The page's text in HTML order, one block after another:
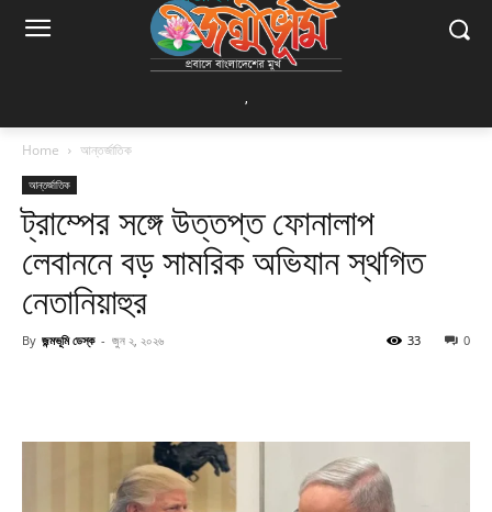
Home আন্তর্জাতিক
আন্তর্জাতিক
ট্রাম্পের সঙ্গে উত্তপ্ত ফোনালাপ
লেবাননে বড় সামরিক অভিযান স্থগিত
নেতানিয়াহুর
By জন্মভূমি ডেস্ক - জুন ২, ২০২৬ 0
33